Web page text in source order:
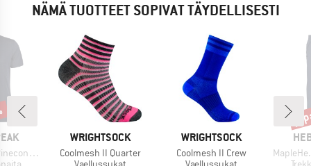
NÄMÄ TUOTTEET SOPIVAT TÄYDELLISESTI
II T-Shirt
MERKKI
WRIGHTSOCK
Tuote
Coolmesh II Quarter
Tuoteryhmä
MERKKI
WRIGHTSOCK
Tuote
Coolmesh II Crew
Tuoteryhmä
Tuote